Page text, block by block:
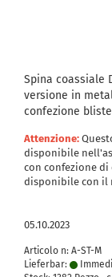
Spina coassiale
versione in
confezione
Attenzione:
disponibile
con confezione
disponibile con il
05.10.2023
Articolo n: A-ST-M
Lieferbar: